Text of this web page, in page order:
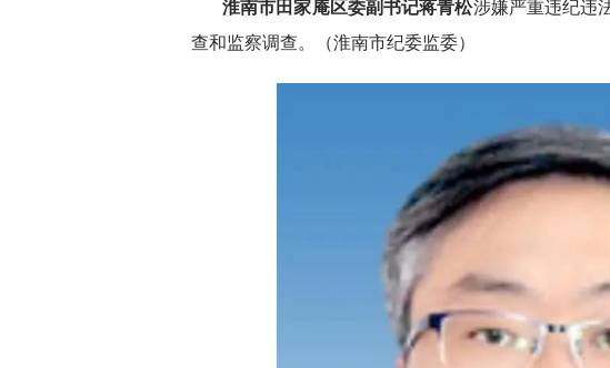
淮南市田家庵区委副书记蒋青松涉嫌严重违纪违
查和监察调查。（淮南市纪委监委）